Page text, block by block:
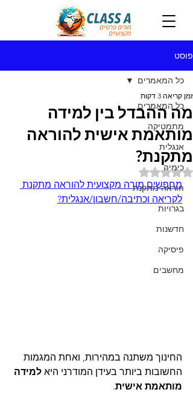
פוסט
כל המאמרים
מתמטיקה
אנגלית
כימיה
הוראה מתקנת
בגרויות
חדשנות
פיסיקה
מחשבים
כל המאמרים
מה ההבדל בין למידה
מותאמת אישית להוראה
מתקנת?
זמן קריאה 3 דקות
דירוג של NaN מתוך 5 כוכבים
מחפשים מורה מקצועית להוראה מתקנת
לקריאה וכתיבה/חשבון/אנגלית?
החינוך משתנה במהירות, ואחת המגמות
החשובות ביותר בעידן המודרני היא למידה
מותאמת אישית.